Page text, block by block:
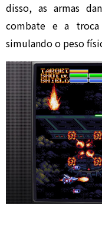
disso, as armas
combate e a troca
simulando o peso